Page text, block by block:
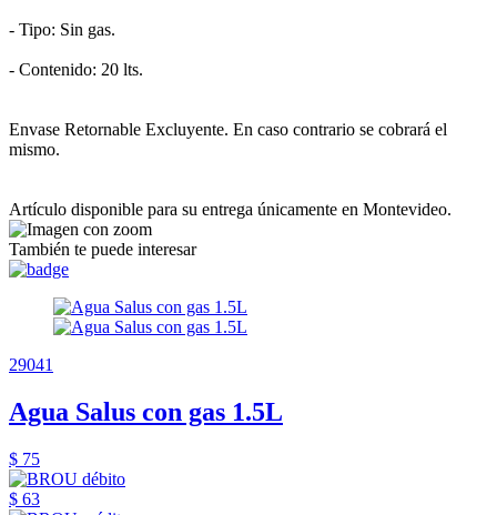
- Tipo: Sin gas.
- Contenido: 20 lts.
Envase Retornable Excluyente. En caso contrario se cobrará el
mismo.
Artículo disponible para su entrega únicamente en Montevideo.
También te puede interesar
29041
Agua Salus con gas 1.5L
$ 75
$ 63